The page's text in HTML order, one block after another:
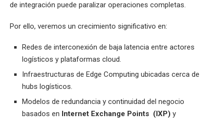
de integración puede paralizar operaciones completas.
Por ello, veremos un crecimiento significativo en:
Redes de interconexión de baja latencia entre actores
logísticos y plataformas cloud.
Infraestructuras de Edge Computing ubicadas cerca de
hubs logísticos.
Modelos de redundancia y continuidad del negocio
basados en Internet Exchange Points (IXP) y